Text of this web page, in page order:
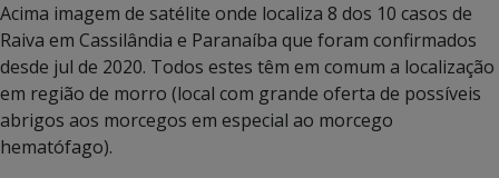
Acima imagem de satélite onde localiza 8 dos 10 casos de
Raiva em Cassilândia e Paranaíba que foram confirmados
desde jul de 2020. Todos estes têm em comum a localização
em região de morro (local com grande oferta de possíveis
abrigos aos morcegos em especial ao morcego
hematófago).